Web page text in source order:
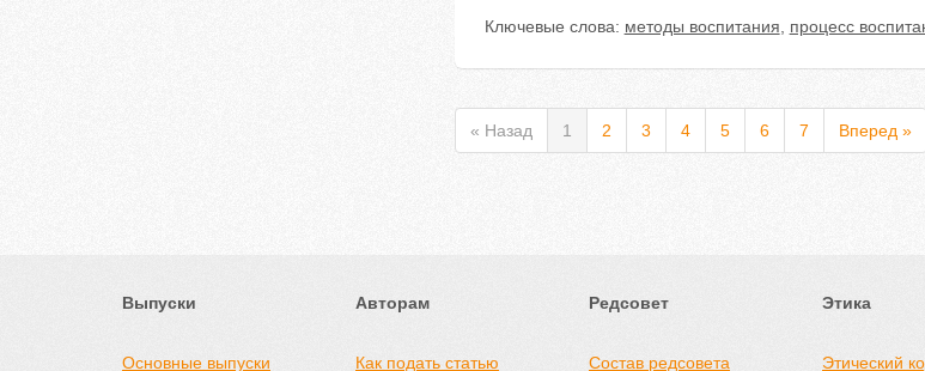
Ключевые слова: методы воспитания процесс
« Назад 1 2 3 4 5 6 7 Вперед »
Выпуски
Основные выпуски
Авторам
Как подать статью
Редсовет
Состав редсовета
Этика
Этический